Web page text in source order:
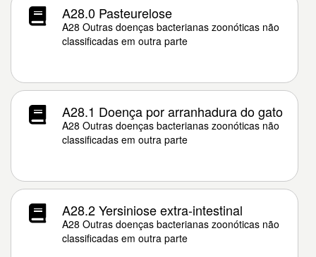
A28.0 Pasteurelose
A28 Outras doenças bacterianas zoonóticas não
classificadas em outra parte
A28.1 Doença por arranhadura do gato
A28 Outras doenças bacterianas zoonóticas não
classificadas em outra parte
A28.2 Yersiniose extra-intestinal
A28 Outras doenças bacterianas zoonóticas não
classificadas em outra parte